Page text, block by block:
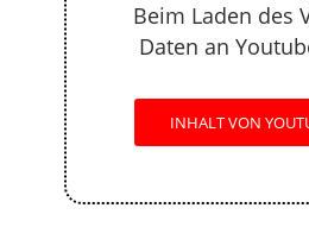
Beim Laden des
Daten an
INHALT VON